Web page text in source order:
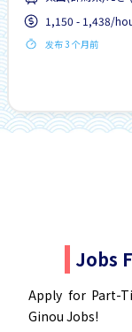
1,150 - 1,438/
发布 3 个月前
Jobs
Apply for Part-
Ginou Jobs!